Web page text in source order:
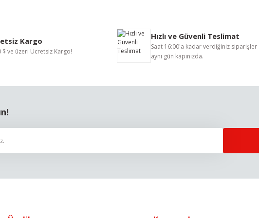
Yorum Yaz
Kargo
$ ve üzeri Ücretsiz Kargo!
Hızlı ve Güvenli Teslimat
Saat 16:00'a kadar verdiğiniz siparişler
aynı gün kapınızda.